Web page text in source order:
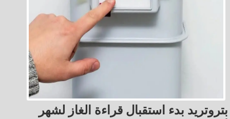
بتروتريد بدء استقبال قراءة الغاز لشهر